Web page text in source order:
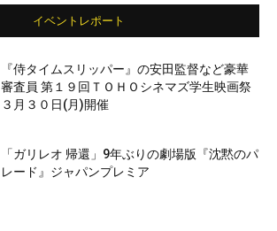
イベントレポート
『侍タイムスリッパー』の安田監督など豪華
審査員 第１９回ＴＯＨＯシネマズ学生映画祭
３月３０日(月)開催
「ガリレオ 帰還」9年ぶりの劇場版『沈黙のパ
レード』ジャパンプレミア